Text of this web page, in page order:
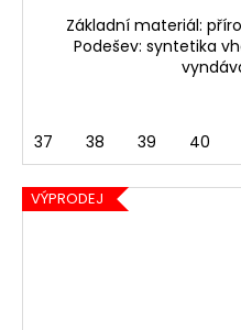
Základní materiál:
Podešev: syntetika
37 38 39 40
VÝPRODEJ